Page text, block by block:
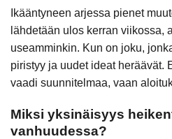
Ikääntyneen arjessa pienet
lähdetään ulos kerran viikossa,
useamminkin. Kun on joku,
piristyy ja uudet ideat heräävät.
vaadi suunnitelmaa, vaan
Miksi yksinäisyys
vanhuudessa?